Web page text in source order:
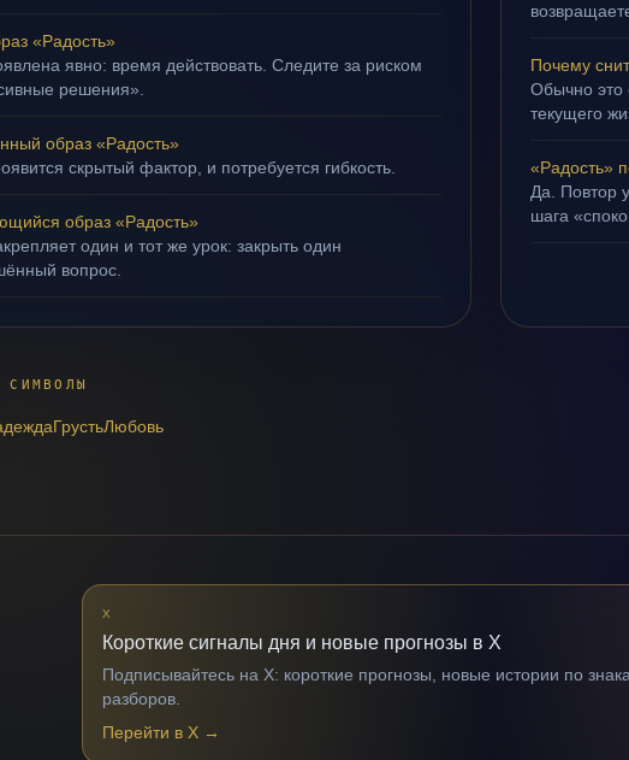
«Радость»
явно: время действовать. Следите за риском
решения».
образ «Радость»
скрытый фактор, и потребуется гибкость.
образ «Радость»
один и тот же урок: закрыть один
вопрос.
Почему
Обычно это
текущего
«Радость»
Да. Повтор
шага
СИМВОЛЫ
ГрустьЛюбовь
X
Короткие сигналы дня и новые прогнозы в X
Подписывайтесь на X: короткие прогнозы, новые истории по
разборов.
Перейти в X →